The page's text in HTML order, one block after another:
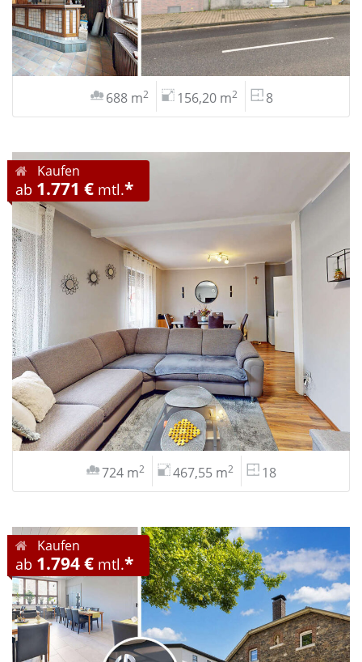
688 m2 156,20 m2 8
Kaufen
ab 1.771 € mtl.*
724 m2 467,55 m2 18
Kaufen
ab 1.794 € mtl.*